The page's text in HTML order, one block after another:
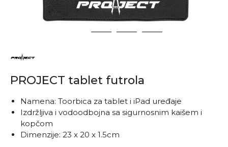
2 3 4
PROJECT tablet futrola
Namena: Toorbica za tablet i iPad uređaje
Izdržljiva i vodoodbojna sa sigurnosnim kaišem i
kopčom
Dimenzije: 23 x 20 x 1.5cm